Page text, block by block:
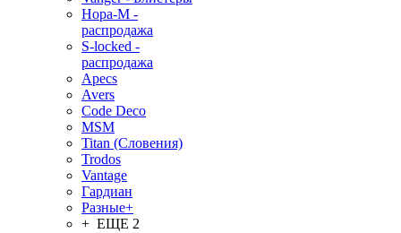
Нора-М -
распродажа
S-locked -
распродажа
Apecs
Avers
Code Deco
MSM
Titan (Словения)
Trodos
Vantage
Гардиан
Разные+
+ ЕЩЕ 2